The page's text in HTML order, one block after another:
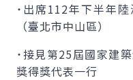
˙出席112年下半年
（臺北市中山區）
˙接見第25屆國家建
獎得獎代表一行